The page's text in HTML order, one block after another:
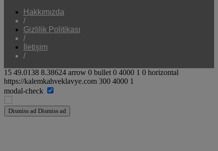
Hakkımızda
/
Gizlilik Politikası
/
İletişim
/
15 49.0138 8.38624 arrow 0 bullet 0 4000 1 0 horizontal
https://kalemkahveklavye.com 300 4000 1
modal-check
Dismiss ad Dismiss ad